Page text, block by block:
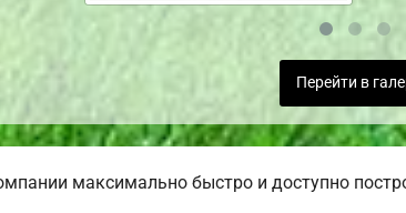
Перейти в
максимально быстро и доступно